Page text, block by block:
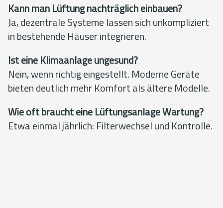
Kann man Lüftung nachträglich einbauen?
Ja, dezentrale Systeme lassen sich unkompliziert
in bestehende Häuser integrieren.
Ist eine Klimaanlage ungesund?
Nein, wenn richtig eingestellt. Moderne Geräte
bieten deutlich mehr Komfort als ältere Modelle.
Wie oft braucht eine Lüftungsanlage Wartung?
Etwa einmal jährlich: Filterwechsel und Kontrolle.